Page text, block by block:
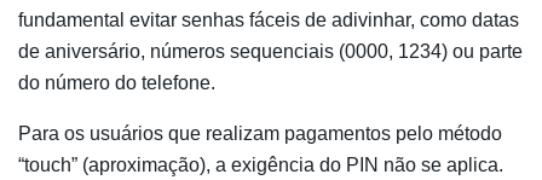
fundamental evitar senhas fáceis de adivinhar, como datas
de aniversário, números sequenciais (0000, 1234) ou parte
do número do telefone.
Para os usuários que realizam pagamentos pelo método
“touch” (aproximação), a exigência do PIN não se aplica.